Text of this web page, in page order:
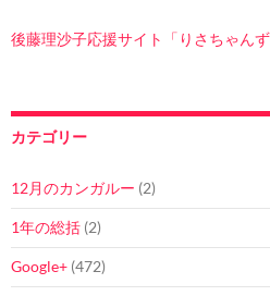
後藤理沙子応援サイト「りさちゃん
カテゴリー
12月のカンガルー (2)
1年の総括 (2)
Google+ (472)